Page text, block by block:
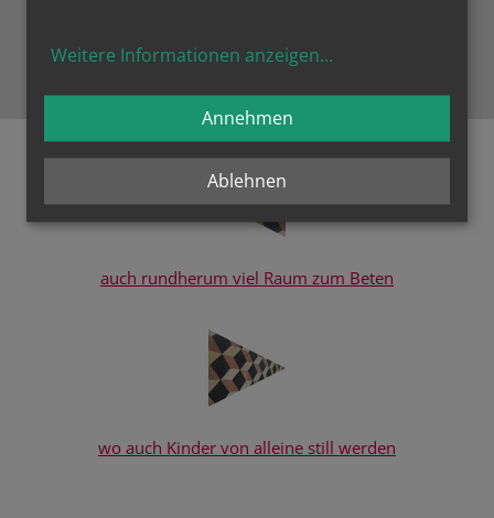
Bitte akzeptieren Sie
Cookies von Google Maps
Sie die Seite neu, um diesen Inhalt sehen zu können.
auch rundherum viel Raum zum Beten
wo auch Kinder von alleine still werden
Weitere Informationen anzeigen...
Ablehnen
Annehmen